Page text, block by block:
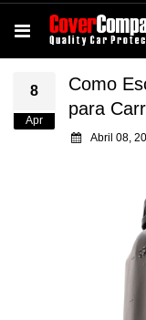
8
Apr
Como
para
Abril 08,